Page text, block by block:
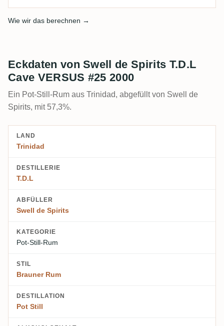
Wie wir das berechnen →
Eckdaten von Swell de Spirits T.D.L
Cave VERSUS #25 2000
Ein Pot-Still-Rum aus Trinidad, abgefüllt von Swell de
Spirits, mit 57,3%.
LAND
Trinidad
DESTILLERIE
T.D.L
ABFÜLLER
Swell de Spirits
KATEGORIE
Pot-Still-Rum
STIL
Brauner Rum
DESTILLATION
Pot Still